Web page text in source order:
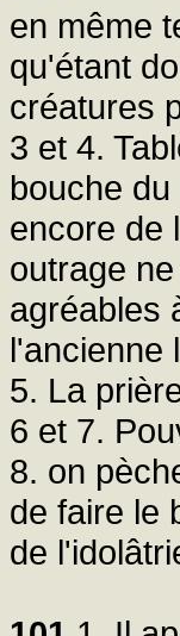
en même
qu'étant
créatures
3 et 4.
bouche
encore de
outrage
agréables
l'ancienne
5. La
6 et 7.
8. on
de faire le
de